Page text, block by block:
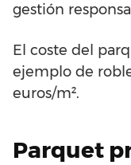
gestión
El coste del
ejemplo de
euros/m².
Parquet